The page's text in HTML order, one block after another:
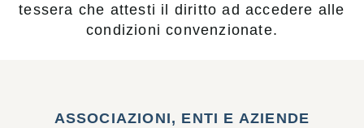
tessera che attesti il diritto ad accedere alle
condizioni convenzionate.
ASSOCIAZIONI, ENTI E AZIENDE